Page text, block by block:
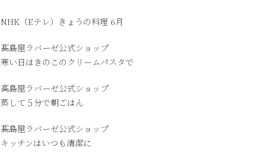
NHK（Eテレ）きょうの料理 6月
髙島屋ラバーゼ公式ショップ
寒い日はきのこのクリームパスタで
高島屋ラバーゼ公式ショップ
蒸して５分で朝ごはん
髙島屋ラバーゼ公式ショップ
キッチンはいつも清潔に